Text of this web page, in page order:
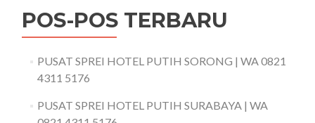
POS-POS TERBARU
PUSAT SPREI HOTEL PUTIH SORONG | WA 0821
4311 5176
PUSAT SPREI HOTEL PUTIH SURABAYA | WA